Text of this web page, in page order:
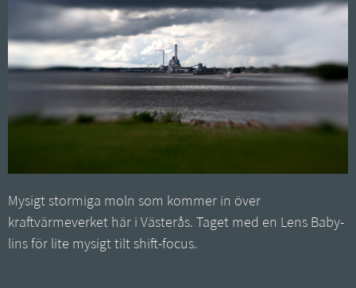
Mysigt stormiga moln som kommer in över
kraftvärmeverket här i Västerås. Taget med en Lens Baby-
lins för lite mysigt tilt shift-focus.